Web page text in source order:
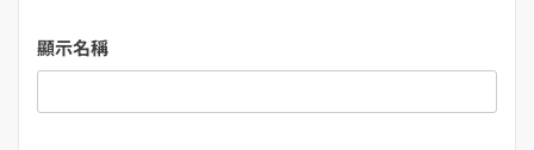
顯示名稱